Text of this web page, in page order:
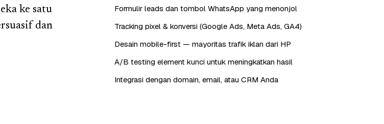
ke satu
dan
Formulir leads dan tombol WhatsApp yang menonjol
Tracking pixel & konversi (Google Ads, Meta Ads, GA4)
Desain mobile-first — mayoritas trafik iklan dari HP
A/B testing element kunci untuk meningkatkan hasil
Integrasi dengan domain, email, atau CRM Anda